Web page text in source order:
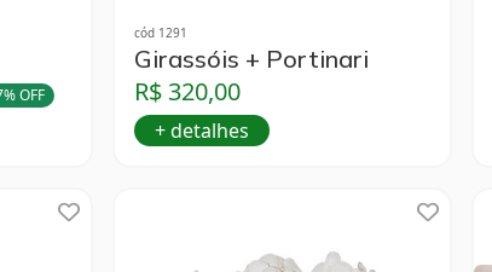
OFF
cód 1291
Girassóis + Portinari
R$ 320,00
+ detalhes